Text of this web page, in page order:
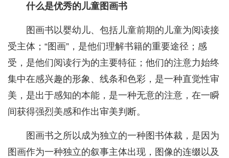
什么是优秀的儿童图画书
图画书以婴幼儿、包括儿童前期的儿童为阅读接
受主体；“图画”，是他们理解书籍的重要途径；感
受，是他们阅读行为的主要特征；他们的注意力始终
集中在感兴趣的形象、线条和色彩，是一种直觉性审
美，是出于感知的本能，是一种无意的注意，在一瞬
间获得强烈美感和作出审美判断。
图画书之所以成为独立的一种图书体裁，是因为
图画作为一种独立的叙事主体出现，图像的连缀以及